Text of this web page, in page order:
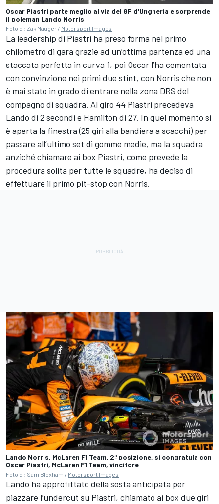
Oscar Piastri parte meglio al via del GP d'Ungheria e sorprende
il poleman Lando Norris
Foto di: Zak Mauger / Motorsport Images
La leadership di Piastri ha preso forma nel primo
chilometro di gara grazie ad un’ottima partenza ed una
staccata perfetta in curva 1, poi Oscar l’ha cementata
con convinzione nei primi due stint, con Norris che non
è mai stato in grado di entrare nella zona DRS del
compagno di squadra. Al giro 44 Piastri precedeva
Lando di 2 secondi e Hamilton di 27. In quel momento si
è aperta la finestra (25 giri alla bandiera a scacchi) per
passare all’ultimo set di gomme medie, ma la squadra
anziché chiamare ai box Piastri, come prevede la
procedura solita per tutte le squadre, ha deciso di
effettuare il primo pit-stop con Norris.
Lando Norris, McLaren F1 Team, 2ª posizione, si congratula con
Oscar Piastri, McLaren F1 Team, vincitore
Foto di: Sam Bloxham / Motorsport Images
Lando ha approfittato della sosta anticipata per
piazzare l’undercut su Piastri, chiamato ai box due giri